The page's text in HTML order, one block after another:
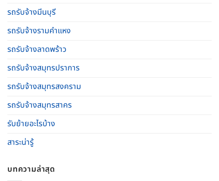
รถรับจ้างมีนบุรี
รถรับจ้างรามคําแหง
รถรับจ้างลาดพร้าว
รถรับจ้างสมุทรปราการ
รถรับจ้างสมุทรสงคราม
รถรับจ้างสมุทรสาคร
รับย้ายอะไรบ้าง
สาระน่ารู้
บทความล่าสุด